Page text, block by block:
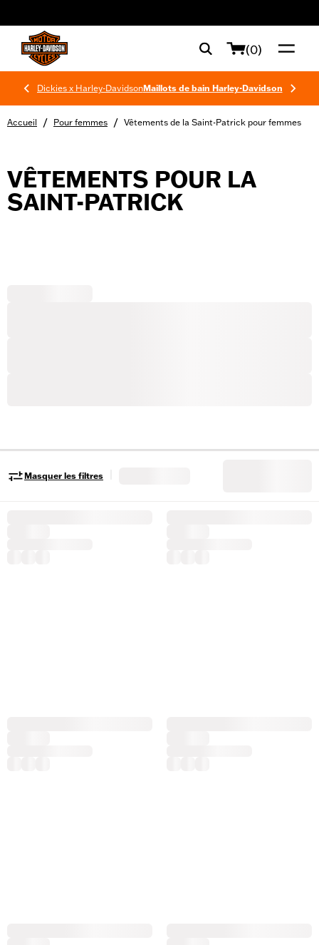
(0)
Dickies x Harley-DavidsonMaillots de bain Harley-Davidson
Accueil / Pour femmes / Vêtements de la Saint-Patrick pour femmes
VÊTEMENTS POUR LA
SAINT-PATRICK
Masquer les filtres